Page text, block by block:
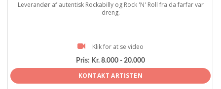
Leverandør af autentisk Rockabilly og Rock 'N' Roll fra da farfar var
dreng.
Klik for at se video
Pris: Kr. 8.000 - 20.000
KONTAKT ARTISTEN